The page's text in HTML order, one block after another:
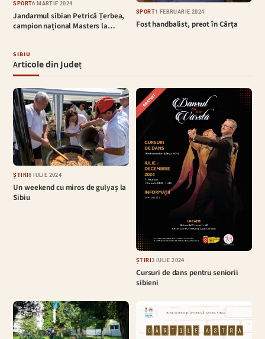
SPORT6 MARTIE 2024
Jandarmul sibian Petrică Țerbea,
campion național Masters la…
SPORT1 FEBRUARIE 2024
Fost handbalist, preot în Cârța
SIBIU
Articole din Județ
ȘTIRI8 IULIE 2024
Un weekend cu miros de gulyaș la
Sibiu
ȘTIRI3 IULIE 2024
Cursuri de dans pentru seniorii
sibieni